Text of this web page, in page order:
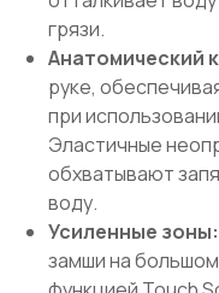
грязи.
Анатомический
руке,
при
Эластичные
обхватывают
воду.
Усиленные зоны:
замши на